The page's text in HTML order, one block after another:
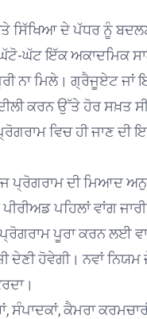
ਸਿੱਖਿਆ ਦੇ ਪੱਧਰ ਨੂੰ
ਘੱਟ ਇੱਕ ਅਕਾਦਮਿਕ
ਨਾ ਮਿਲੇ।
ਕਰਨ ਉੱਤੇ ਹੋਰ ਸਖ਼ਤ
ਵਿਚ ਹੀ ਜਾਣ ਦੀ
ਦੀ ਮਿਆਦ
ਪਹਿਲਾਂ ਵਾਂਗ
ਪੂਰਾ ਕਰਨ ਲਈ
ਹੋਵੇਗੀ। ਨਵਾਂ
ਕੈਮਰਾ